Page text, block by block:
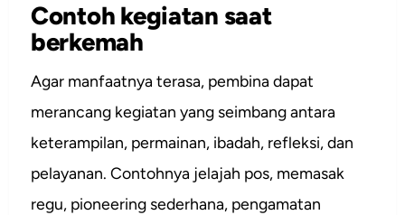
Contoh kegiatan saat
berkemah
Agar manfaatnya terasa, pembina dapat
merancang kegiatan yang seimbang antara
keterampilan, permainan, ibadah, refleksi, dan
pelayanan. Contohnya jelajah pos, memasak
regu, pioneering sederhana, pengamatan